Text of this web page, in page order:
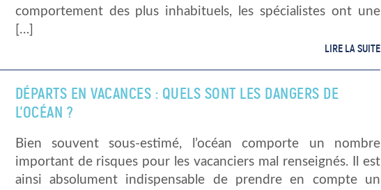
comportement des plus inhabituels, les spécialistes ont une
[…]
LIRE LA SUITE
DÉPARTS EN VACANCES : QUELS SONT LES DANGERS DE
L’OCÉAN ?
Bien souvent sous-estimé, l’océan comporte un nombre
important de risques pour les vacanciers mal renseignés. Il est
ainsi absolument indispensable de prendre en compte un